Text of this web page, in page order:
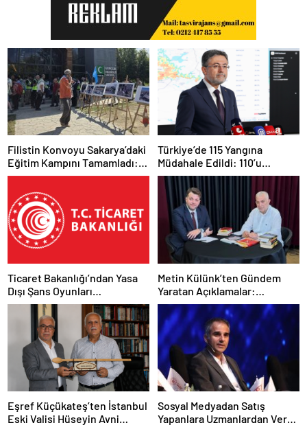
Filistin Konvoyu Sakarya’daki
Eğitim Kampını Tamamladı:
Ankara Etabı Başlıyor
Türkiye’de 115 Yangına
Müdahale Edildi: 110’u
Kontrol Altına Alındı
Ticaret Bakanlığı’ndan Yasa
Dışı Şans Oyunları
Reklamlarına Sıkı Tedbir
Metin Külünk’ten Gündem
Yaratan Açıklamalar:
Ekonomi, Liyakat ve Siyasete
İlişkin Dikkat Çeken Mesajlar
Eşref Küçükateş’ten İstanbul
Eski Valisi Hüseyin Avni
Sosyal Medyadan Satış
Yapanlara Uzmanlardan Vergi